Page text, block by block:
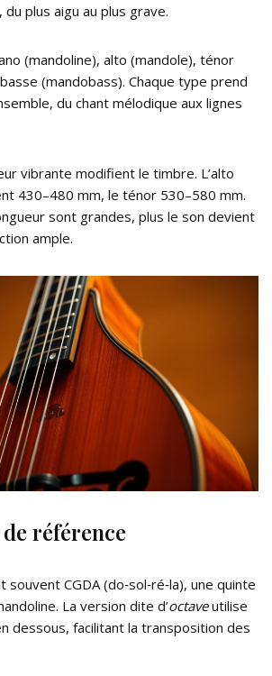
plus aigu au plus grave.
(mandoline), alto (mandole), ténor
(mandobass). Chaque type prend
du chant mélodique aux lignes
vibrante modifient le timbre. L’alto
430–480 mm, le ténor 530–580 mm.
sont grandes, plus le son devient
ample.
référence
souvent CGDA (do‑sol‑ré‑la), une quinte
La version dite d’octaveutilise
dessous, facilitant la transposition des